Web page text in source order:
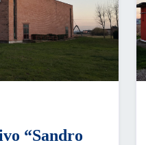
“Sandro